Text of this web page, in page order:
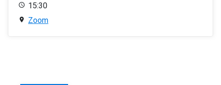
15:30
Zoom